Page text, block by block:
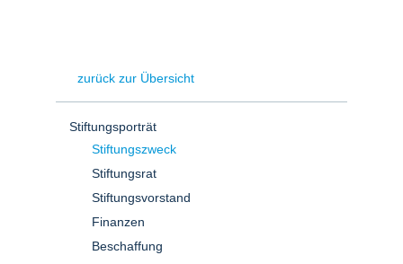
zurück zur Übersicht
Stiftungsporträt
Stiftungszweck
Stiftungsrat
Stiftungsvorstand
Finanzen
Beschaffung